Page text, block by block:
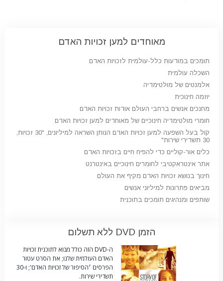
מאוחדים למען זכויות האדם
תומכים במודעות כלל-עולמית לזכויות האדם
השכלה עולמית
אלמנטים של מולטימדיה
יוזמה חינוכית
מחנכים אנשים ברחבי העולם אודות זכויות האדם
חומרי מולטימדיה חינוכיים של מאוחדים למען זכויות האדם
קול בעל השפעה למען זכויות האדם הנותן השראה למיליונים, "30 זכויות,
30 תשדירי שירות"
כלים אור-קוליים כדי להפיח חיים בזכויות האדם
אתר אינטראקטיבי לחומרים חינוכיים באינטרנט
חינוך בנושא זכויות האדם מקיף את העולם
מביאים פתרונות למיליוני אנשים
שותפים ומנהיגים תומכים בתוכנית
הזמן DVD ללא תשלום
ה-DVD הזה כולל מבוא לתוכנית זכויות
האדם העולמית שלנו; את הסרט עטור
הפרסים
׳הסיפור של זכויות האדם'; ו-30
תשדירי שירות.